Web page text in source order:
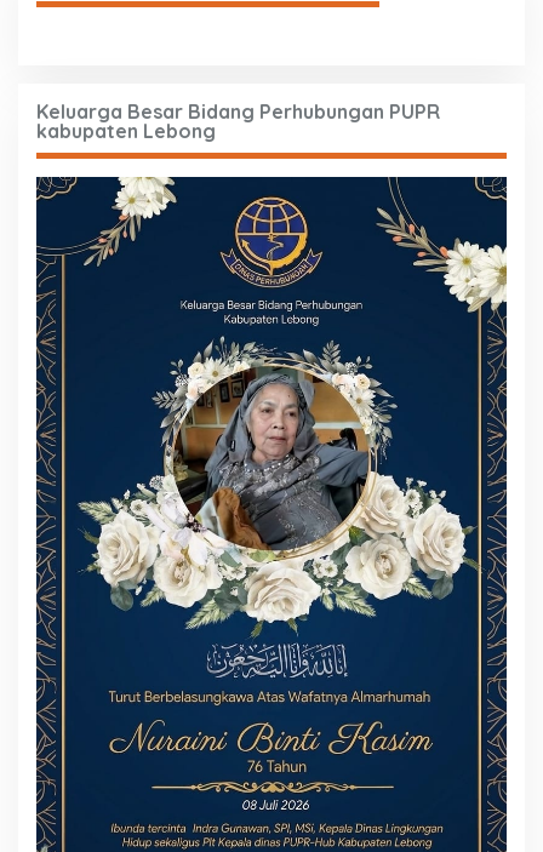
Keluarga Besar Bidang Perhubungan PUPR
kabupaten Lebong